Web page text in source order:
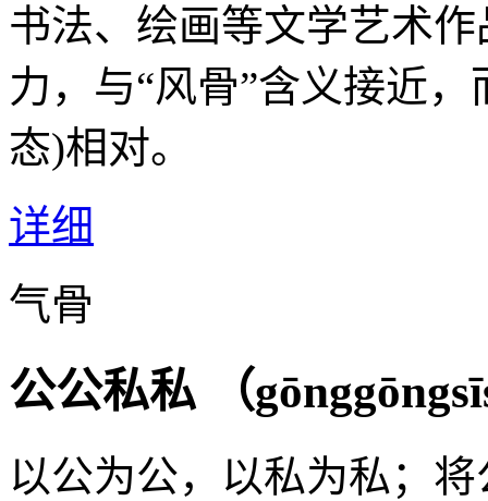
书法、绘画等文学艺术
力，与“风骨”含义接近
态)相对。
详细
气骨
公公私私 （
以公为公，以私为私；